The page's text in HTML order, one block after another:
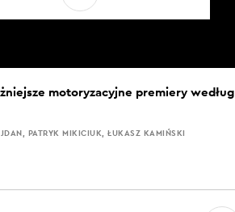
motoryzacyjne premiery według
PATRYK MIKICIUK, ŁUKASZ KAMIŃSKI